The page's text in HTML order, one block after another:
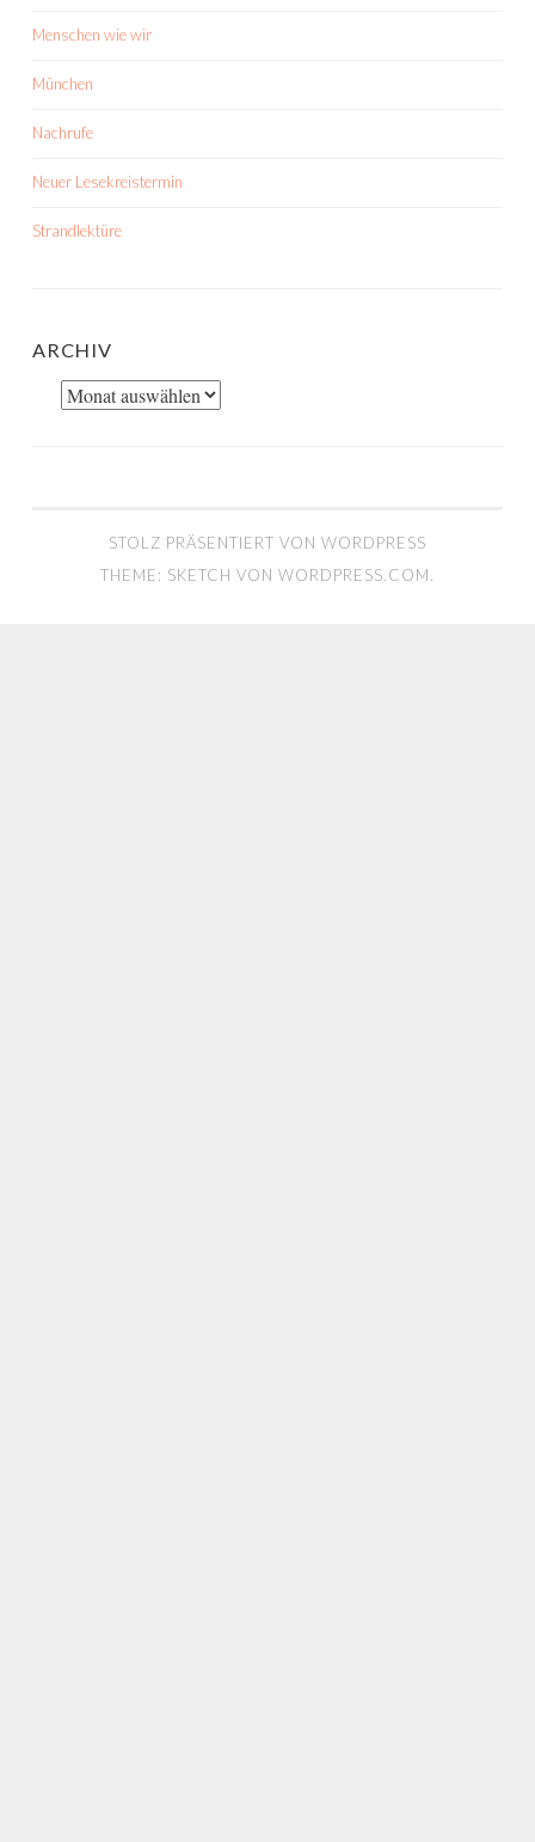
Menschen wie wir
München
Nachrufe
Neuer Lesekreistermin
Strandlektüre
ARCHIV
Archiv
STOLZ PRÄSENTIERT VON WORDPRESS
THEME: SKETCH VON WORDPRESS.COM